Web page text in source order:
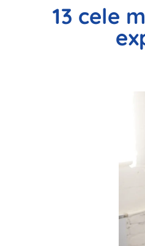
13 cele